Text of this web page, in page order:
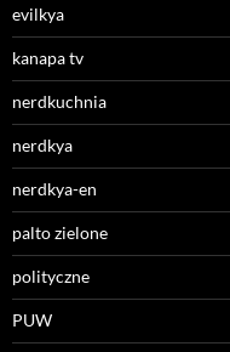
evilkya
kanapa tv
nerdkuchnia
nerdkya
nerdkya-en
palto zielone
polityczne
PUW